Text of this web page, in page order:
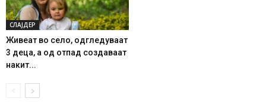
СЛАЈДЕР
Живеат во село, одгледуваат
3 деца, а од отпад создаваат
накит...